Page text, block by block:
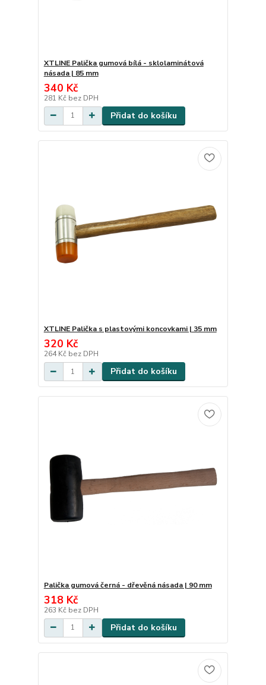
XTLINE Palička gumová bílá - sklolaminátová
násada | 85 mm
340 Kč
281 Kč bez DPH
Přidat do košíku
XTLINE Palička s plastovými koncovkami | 35 mm
320 Kč
264 Kč bez DPH
Přidat do košíku
Palička gumová černá - dřevěná násada | 90 mm
318 Kč
263 Kč bez DPH
Přidat do košíku